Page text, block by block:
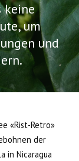
keine
um
und
«Rist-Retro»
der
in Nicaragua